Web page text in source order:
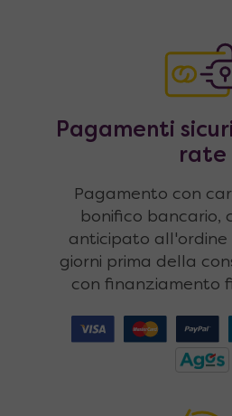
Pagamenti
rate
Pagamento con
bonifico bancario,
anticipato all'ordine
giorni prima della
con finanziamento